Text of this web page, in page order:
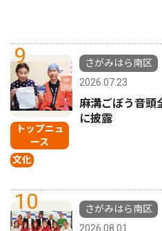
9
トップニュ
ース
文化
さがみはら南区
2026.07.23
麻溝ごぼう音
に披露
10
さがみはら南区
2026.08.01